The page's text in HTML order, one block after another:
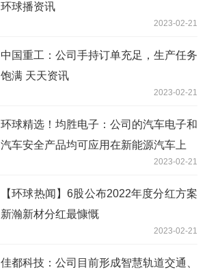
环球播资讯
2023-02-21
中国重工：公司手持订单充足，生产任务
饱满 天天资讯
2023-02-21
环球精选！均胜电子：公司的汽车电子和
汽车安全产品均可应用在新能源汽车上
2023-02-21
【环球热闻】6股公布2022年度分红方案
新瀚新材分红最慷慨
2023-02-21
佳都科技：公司目前形成智慧轨道交通、